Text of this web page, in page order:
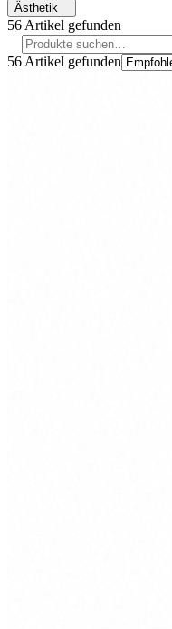
Ästhetik
56 Artikel gefunden
56 Artikel gefunden